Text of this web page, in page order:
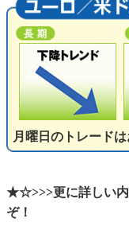
月曜日のトレード
★☆>>>更に詳しい内
ぞ！